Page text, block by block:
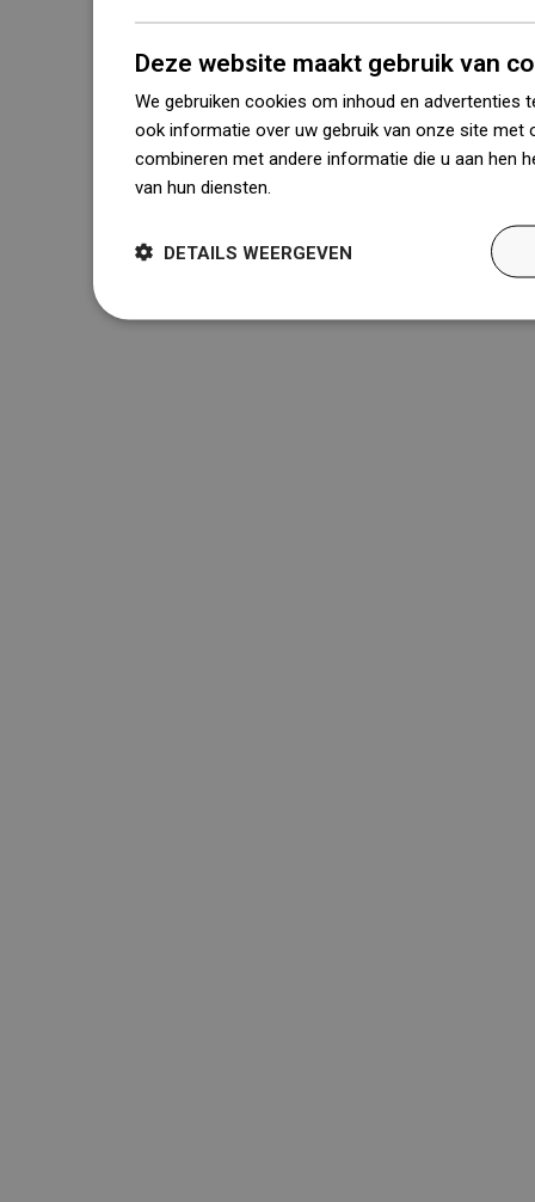
Deze website maakt gebruik van
We gebruiken cookies om inhoud en advertenties
ook informatie over uw gebruik van onze site met
combineren met andere informatie die u aan hen
van hun diensten.
DETAILS WEERGEVEN